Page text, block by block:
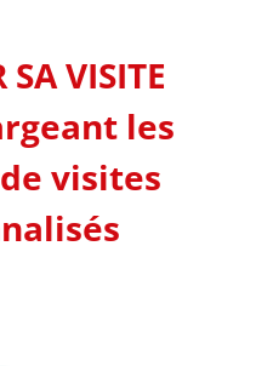
SA VISITE
les
visites